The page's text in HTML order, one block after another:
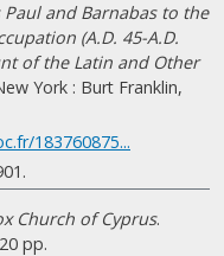
and Barnabas to the
(A.D. 45-A.D.
of the Latin and Other
York : Burt Franklin,
183760875...
Church of Cyprus.
pp.